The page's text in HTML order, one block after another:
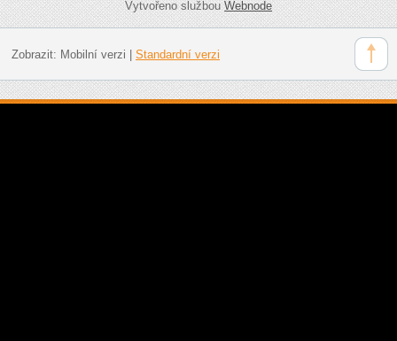
Vytvořeno službouWebnode
Zobrazit: Mobilní verzi Standardní verzi